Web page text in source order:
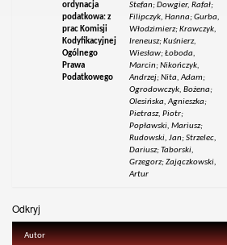
ordynacja
podatkowa: z
prac Komisji
Kodyfikacyjnej
Ogólnego
Prawa
Podatkowego
Stefan; Dowgier, Rafał;
Filipczyk, Hanna; Gurba,
Włodzimierz; Krawczyk,
Ireneusz; Kuśnierz,
Wiesław; Łoboda,
Marcin; Nikończyk,
Andrzej; Nita, Adam;
Ogrodowczyk, Bożena;
Olesińska, Agnieszka;
Pietrasz, Piotr;
Popławski, Mariusz;
Rudowski, Jan; Strzelec,
Dariusz; Taborski,
Grzegorz; Zajączkowski,
Artur
Odkryj
Autor